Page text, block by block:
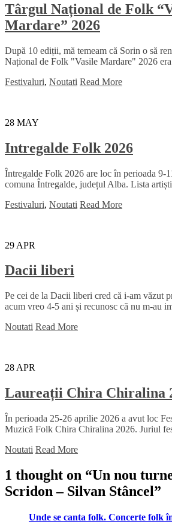
Târgul Național de Folk
Mardare” 2026
După 10 ediții, mă temeam că Sorin o să
Național de Folk "Vasile Mardare" 2026
Festivaluri, Noutati Read More
28 MAY
Intregalde Folk 2026
Întregalde Folk 2026 are loc în perioada 9-
comuna Întregalde, județul Alba. Lista
Festivaluri, Noutati Read More
29 APR
Dacii liberi
Pe cei de la Dacii liberi cred că i-am văzut
acum vreo 4-5 ani și recunosc că nu m-au
Noutati Read More
28 APR
Laureații Chira Chiralina
În perioada 25-26 aprilie 2026 a avut loc
Muzică Folk Chira Chiralina 2026. Juriul
Noutati Read More
1 thought on “Un nou
Scridon – Silvan Stâncel”
Unde se canta folk. Concerte folk